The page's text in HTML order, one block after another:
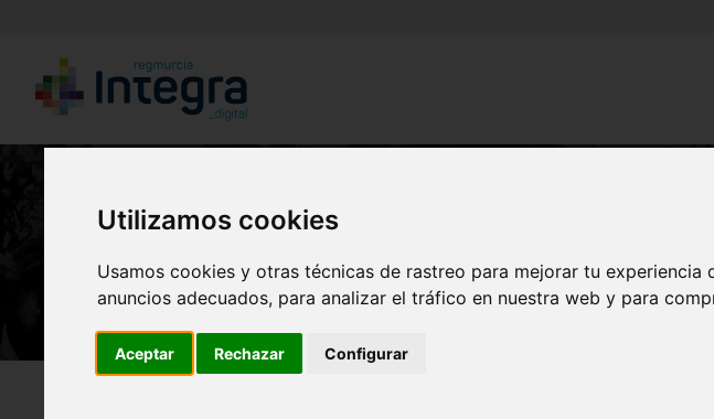
Utilizamos cookies
Usamos cookies y otras técnicas de rastreo para mejorar tu
anuncios adecuados, para analizar el tráfico en nuestra web y para
Aceptar Rechazar Configurar
Recetas de